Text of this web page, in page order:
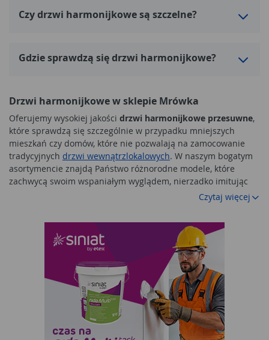
Czy drzwi harmonijkowe są szczelne?
Gdzie sprawdzą się drzwi harmonijkowe?
Drzwi harmonijkowe w sklepie Mrówka
Oferujemy wysokiej jakości drzwi harmonijkowe przesuwne,
które sprawdzą się szczególnie w przypadku mniejszych
mieszkań czy domów, które nie pozwalają na zamocowanie
tradycyjnych drzwi wewnątrzlokalowych. W naszym bogatym
asortymencie znajdą Państwo różnorodne modele, które
zachwycą swoim wspaniałym wyglądem, nierzadko imitując
wewnątrzlokalowych
Drzwi wewnętrzne są niezbędne, by wykończyć wszystkie
pomieszczenia i zapewnić domownikom prywatność. Niekiedy
zdarza się jednak, że z powodu różnych przyczyn mamy
problem z zamocowaniem tradycyjnego skrzydła drzwiowego
– uchylne nie otwiera się do końca z powodu braku miejsca, a
przesuwne nie mają możliwości pełnego rozsuwu. W tym
przypadku doskonałą alternatywą sądrzwi przesuwne
harmonijkowe, które praktycznie nie zabierają przestrzeni.
Czytaj więcej